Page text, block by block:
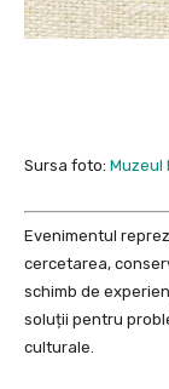
Sursa foto: Muzeul
Evenimentul
cercetarea,
schimb de
soluții pentru
culturale.